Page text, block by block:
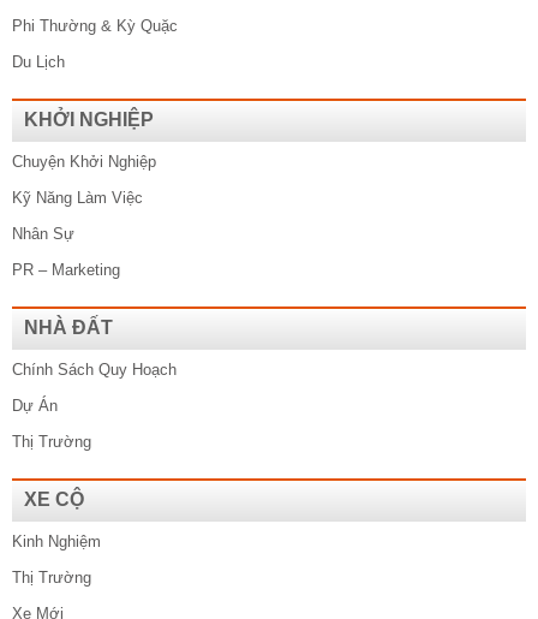
Phi Thường & Kỳ Quặc
Du Lịch
KHỞI NGHIỆP
Chuyện Khởi Nghiệp
Kỹ Năng Làm Việc
Nhân Sự
PR – Marketing
NHÀ ĐẤT
Chính Sách Quy Hoạch
Dự Án
Thị Trường
XE CỘ
Kinh Nghiệm
Thị Trường
Xe Mới